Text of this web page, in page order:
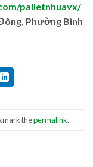
palletnhuavx/
Phường Bình
thepermalink.